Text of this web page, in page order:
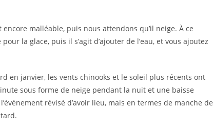
malléable, puis nous attendons qu’il neige. À ce
la glace, puis il s’agit d’ajouter de l’eau, et vous ajoutez
en janvier, les vents chinooks et le soleil plus récents ont
sous forme de neige pendant la nuit et une baisse
révisé d’avoir lieu, mais en termes de manche de